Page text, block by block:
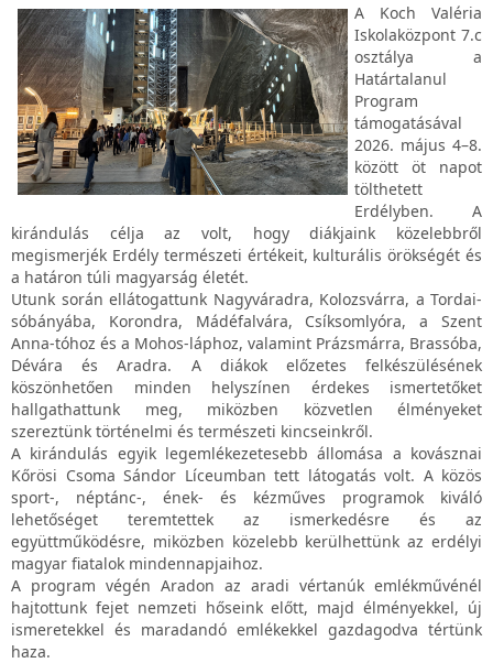
A Koch Valéria
Iskolaközpont 7.c
osztálya a
Határtalanul
Program
támogatásával
2026. május 4–8.
között öt napot
tölthetett
Erdélyben. A
kirándulás célja az volt, hogy diákjaink közelebbről
megismerjék Erdély természeti értékeit, kulturális örökségét és
a határon túli magyarság életét.
Utunk során ellátogattunk Nagyváradra, Kolozsvárra, a Tordai-
sóbányába, Korondra, Mádéfalvára, Csíksomlyóra, a Szent
Anna-tóhoz és a Mohos-láphoz, valamint Prázsmárra, Brassóba,
Dévára és Aradra. A diákok előzetes felkészülésének
köszönhetően minden helyszínen érdekes ismertetőket
hallgathattunk meg, miközben közvetlen élményeket
szereztünk történelmi és természeti kincseinkről.
A kirándulás egyik legemlékezetesebb állomása a kovásznai
Kőrösi Csoma Sándor Líceumban tett látogatás volt. A közös
sport-, néptánc-, ének- és kézműves programok kiváló
lehetőséget teremtettek az ismerkedésre és az
együttműködésre, miközben közelebb kerülhettünk az erdélyi
magyar fiatalok mindennapjaihoz.
A program végén Aradon az aradi vértanúk emlékművénél
hajtottunk fejet nemzeti hőseink előtt, majd élményekkel, új
ismeretekkel és maradandó emlékekkel gazdagodva tértünk
haza.